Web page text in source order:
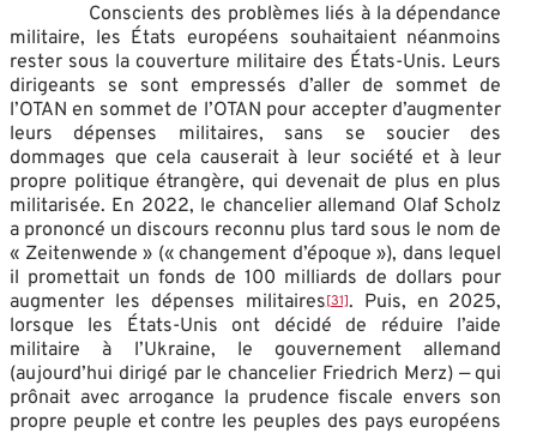
Conscients des problèmes liés à la dépendance
militaire, les États européens souhaitaient néanmoins
rester sous la couverture militaire des États-Unis. Leurs
dirigeants se sont empressés d’aller de sommet de
l’OTAN en sommet de l’OTAN pour accepter d’augmenter
leurs dépenses militaires, sans se soucier des
dommages que cela causerait à leur société et à leur
propre politique étrangère, qui devenait de plus en plus
militarisée. En 2022, le chancelier allemand Olaf Scholz
a prononcé un discours reconnu plus tard sous le nom de
« Zeitenwende » (« changement d’époque »), dans lequel
il promettait un fonds de 100 milliards de dollars pour
augmenter les dépenses militaires[31]. Puis, en 2025,
lorsque les États-Unis ont décidé de réduire l’aide
militaire à l’Ukraine, le gouvernement allemand
(aujourd’hui dirigé par le chancelier Friedrich Merz) — qui
prônait avec arrogance la prudence fiscale envers son
propre peuple et contre les peuples des pays européens